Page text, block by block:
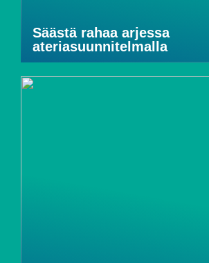
Säästä rahaa arjessa
ateriasuunnitelmalla